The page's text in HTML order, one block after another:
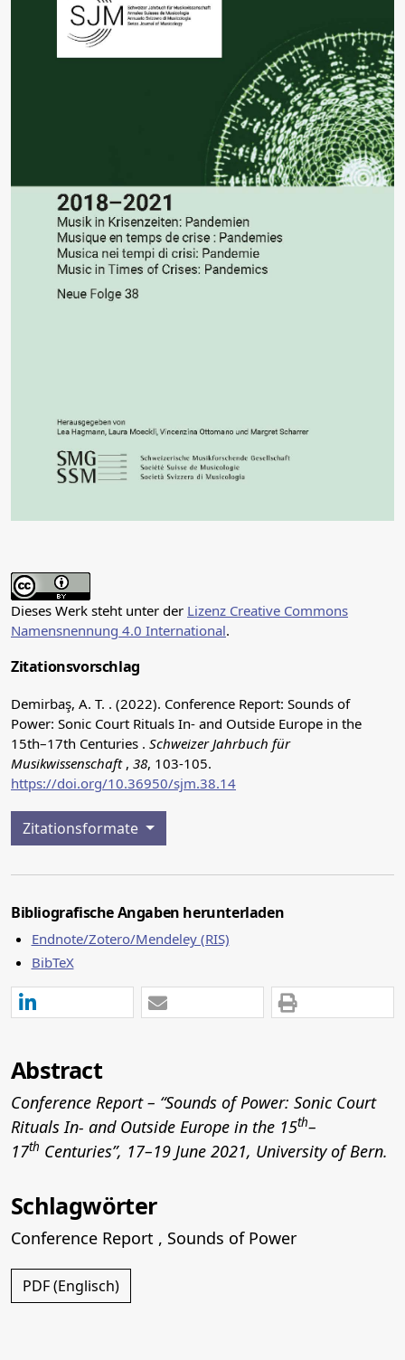
Dieses Werk steht unter der Lizenz Creative Commons
Namensnennung 4.0 International.
Zitationsvorschlag
Demirbaş, A. T. . (2022). Conference Report: Sounds of
Power: Sonic Court Rituals In- and Outside Europe in the
15th–17th Centuries . Schweizer Jahrbuch für
Musikwissenschaft , 38, 103-105.
https://doi.org/10.36950/sjm.38.14
Zitationsformate
Bibliografische Angaben herunterladen
Endnote/Zotero/Mendeley (RIS)
BibTeX
Abstract
Conference Report– “Sounds of Power: Sonic Court
Rituals In- and Outside Europe in the 15th–
17th Centuries”, 17–19 June 2021, University of Bern.
Schlagwörter
Conference Report , Sounds of Power
PDF (Englisch)